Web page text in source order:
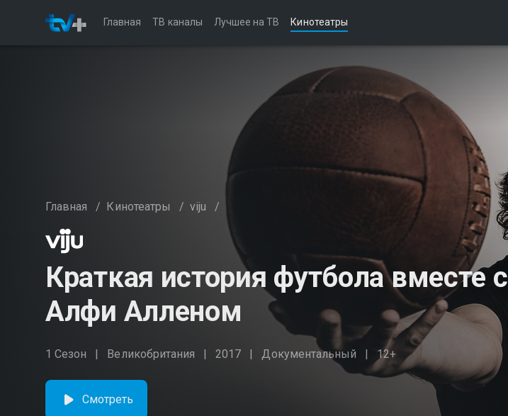
Главная ТВ каналы Лучшее на ТВ Кинотеатры
Главная / Кинотеатры / viju /
Краткая история футбола вместе с
Алфи Алленом
1 Сезон Великобритания 2017 Документальный 12+
Смотреть